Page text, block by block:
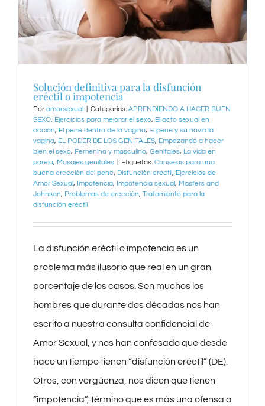
Solución definitiva para la disfunción
eréctil o impotencia
Por amorsexual Categorías: APRENDIENDO A HACER BUEN
SEXO, Ejercicios para mejorar el sexo, El acto sexual en
acción, El pene dentro de la vagina, El pene y su novia la
vagina, EL PODER DE LOS GENITALES, Empezando a hacer
bien el sexo, Femenina y masculino, Genitales, La vida en
pareja, Masajes genitales Etiquetas: Consejos para una
buena erección del pene, Disfunción eréctil, Ejercicios de
Amor Sexual, Impotencia, Impotencia sexual, Masters and
Johnson, Problemas de erección, Tratamiento para la
disfunción eréctil
La disfunción eréctil o impotencia es un
problema más ilusorio que real en un gran
porcentaje de los casos. Son muchos los
hombres que durante dos décadas nos han
escrito a nuestra consulta confidencial de
Amor Sexual, y nos han confesado que desde
hace un tiempo tienen “disfunción eréctil” (DE).
Otros, con vergüenza, nos dicen que tienen
“impotencia”, término que es más una ofensa a